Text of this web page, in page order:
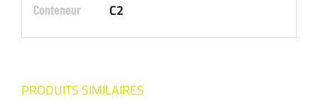
Conteneur C2
PRODUITS SIMILAIRES